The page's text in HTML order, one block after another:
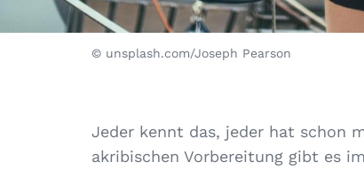
© unsplash.com/Joseph Pearson
Jeder kennt das, jeder hat schon
akribischen Vorbereitung gibt es